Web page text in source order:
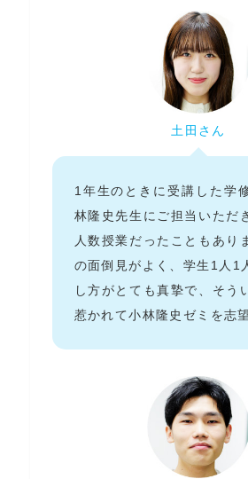
土田さん
1年生のときに受講した学
林隆史先生にご担当いただ
人数授業だったこともあり
の面倒見がよく、学生1人1
し方がとても真摯で、そう
惹かれて小林隆史ゼミを志